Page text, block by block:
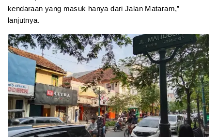
kendaraan yang masuk hanya dari Jalan Mataram,”
lanjutnya.